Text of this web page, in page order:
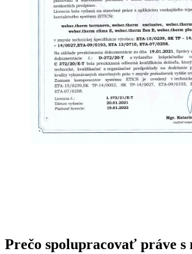
Prečo spolupracovať práve s